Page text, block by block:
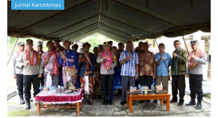
Jurnal Kamtibmas